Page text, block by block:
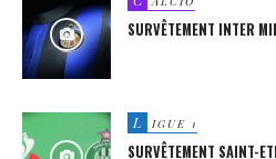
SURVÊTEMENT INTER
L IGUE 1
SURVÊTEMENT SAINT-